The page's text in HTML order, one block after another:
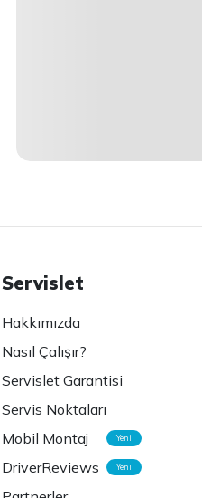
Servislet
Hakkımızda
Nasıl Çalışır?
Servislet Garantisi
Servis Noktaları
Mobil Montaj
Yeni
DriverReviews Yeni